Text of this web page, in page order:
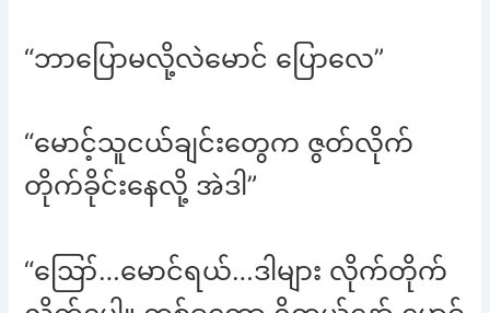
“ဘာပြောမလို့လဲမောင် ပြောလေ”
“မောင့်သူငယ်ချင်းတွေက ဇွတ်လိုက်
တိုက်ခိုင်းနေလို့ အဲဒါ”
“ဪ…မောင်ရယ်…ဒါများ လိုက်တိုက်